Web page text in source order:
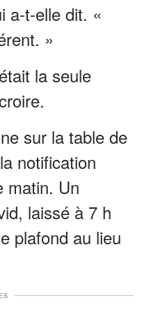
a-t-elle dit. «
»
la seule
sur la table de
notification
matin. Un
laissé à 7 h
plafond au lieu